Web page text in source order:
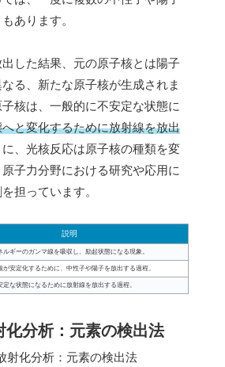
あります。
した結果、元の原子核とは陽子
る、新たな原子核が生成されま
核は、一般的に不安定な状態に
と変化するために放射線を放出
に、光核反応は原子核の種類を変
子力分野における研究や応用に
担っています。
説明
ルギーのガンマ線を吸収し、励起状態になる現象。
が安定化するために、中性子や陽子を放出する過程。
定な状態になるために放射線を放出する過程。
化分析：元素の検出法